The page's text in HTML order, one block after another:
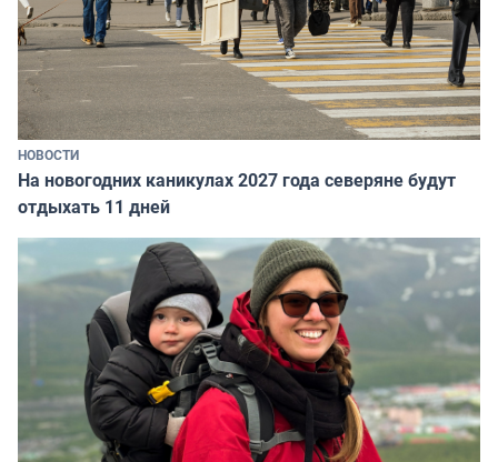
НОВОСТИ
На новогодних каникулах 2027 года северяне будут
отдыхать 11 дней